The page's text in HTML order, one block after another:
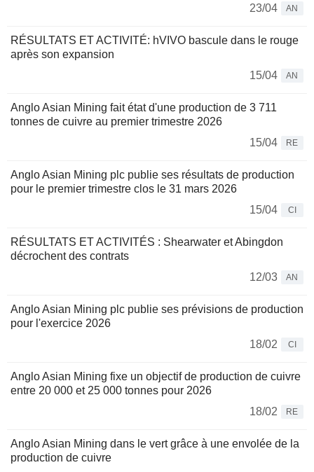
23/04 AN
RÉSULTATS ET ACTIVITÉ: hVIVO bascule dans le rouge
après son expansion
15/04
AN
Anglo Asian Mining fait état d'une production de 3 711
tonnes de cuivre au premier trimestre 2026
15/04
RE
Anglo Asian Mining plc publie ses résultats de production
pour le premier trimestre clos le 31 mars 2026
15/04
CI
RÉSULTATS ET ACTIVITÉS : Shearwater et Abingdon
décrochent des contrats
12/03
AN
Anglo Asian Mining plc publie ses prévisions de production
pour l'exercice 2026
18/02
CI
Anglo Asian Mining fixe un objectif de production de cuivre
entre 20 000 et 25 000 tonnes pour 2026
18/02
RE
Anglo Asian Mining dans le vert grâce à une envolée de la
production de cuivre